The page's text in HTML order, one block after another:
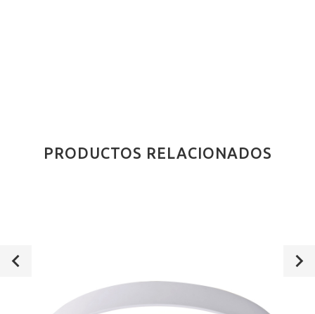
PRODUCTOS RELACIONADOS